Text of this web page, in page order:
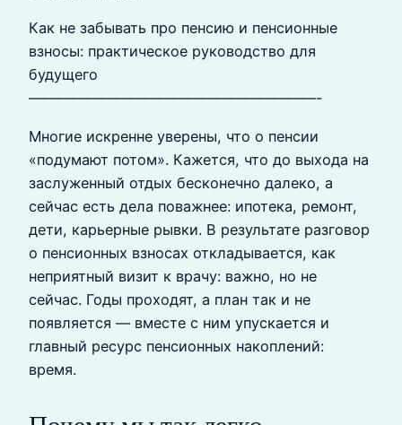
Как не забывать про пенсию и пенсионные
взносы: практическое руководство для
будущего
————————————————————-
Многие искренне уверены, что о пенсии
«подумают потом». Кажется, что до выхода на
заслуженный отдых бесконечно далеко, а
сейчас есть дела поважнее: ипотека, ремонт,
дети, карьерные рывки. В результате разговор
о пенсионных взносах откладывается, как
неприятный визит к врачу: важно, но не
сейчас. Годы проходят, а план так и не
появляется — вместе с ним упускается и
главный ресурс пенсионных накоплений:
время.